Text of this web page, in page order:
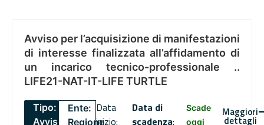
Avviso per l’acquisizione di manifestazioni
di interesse finalizzata all’affidamento di
un incarico tecnico-professionale ..
LIFE21-NAT-IT-LIFE TURTLE
Tipo:
Avviso
Ente:
Regione
Data
inizio:
Data di
scadenza:
Scade
oggi
Maggiori
dettagli